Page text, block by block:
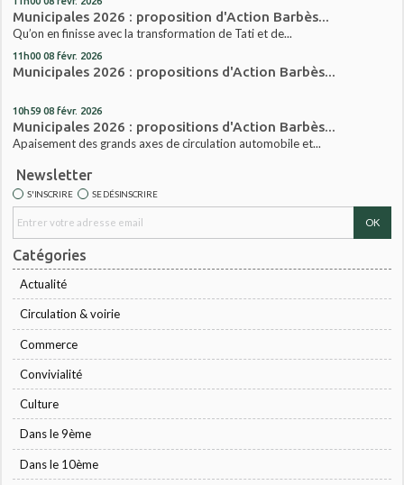
Municipales 2026 : proposition d'Action Barbès...
Qu’on en finisse avec la transformation de Tati et de...
11h00 08 févr. 2026
Municipales 2026 : propositions d'Action Barbès...
10h59 08 févr. 2026
Municipales 2026 : propositions d'Action Barbès...
Apaisement des grands axes de circulation automobile et...
Newsletter
S'INSCRIRE SE DÉSINSCRIRE
Catégories
Actualité
Circulation & voirie
Commerce
Convivialité
Culture
Dans le 9ème
Dans le 10ème